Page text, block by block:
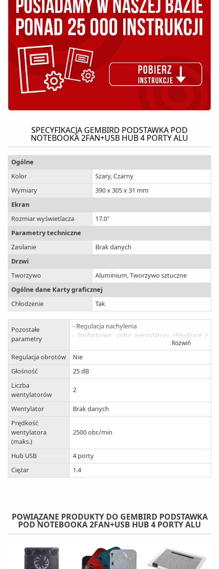
SPECYFIKACJA GEMBIRD PODSTAWKA POD
NOTEBOOKA 2FAN+USB HUB 4 PORTY ALU
Ogólne
Kolor
Szary, Czarny
Wymiary
390 x 305 x 31 mm
Ekran
Rozmiar wyświetlacza
17.0"
Parametry techniczne
Zasilanie
Brak danych
Drzwi
Tworzywo
Aluminium, Tworzywo sztuczne
Ogólne dane Karty graficznej
Chłodzenie
Tak
Pozostałe
parametry
- Regulacja nachylenia
- Dodatkowe, ciche wentylatory chłodzące z
- Pobór energii maks 0.9 W
- Długość kabla 0.6 m
Rozwiń
Regulacja obrotów
Nie
Głośność
25 dB
Liczba
wentylatorów
2
Wentylator
Brak danych
Prędkość
wentylatora
(maks.)
2500 obr./min
Hub USB
4 porty
Ciężar
1.4
POWIĄZANE PRODUKTY DO GEMBIRD PODSTAWKA
POD NOTEBOOKA 2FAN+USB HUB 4 PORTY ALU